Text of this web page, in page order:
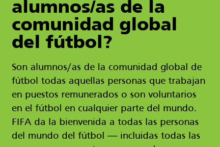
alumnos/as de la
comunidad global
del fútbol?
Son alumnos/as de la comunidad global de
fútbol todas aquellas personas que trabajan
en puestos remunerados o son voluntarios
en el fútbol en cualquier parte del mundo.
FIFA da la bienvenida a todas las personas
del mundo del fútbol ― incluidas todas las